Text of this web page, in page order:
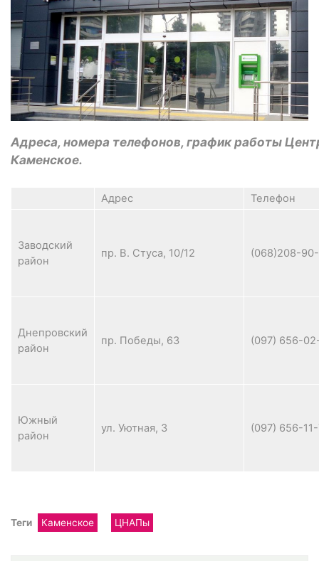
Адреса, номера телефонов, график работы
Каменское.
Адрес Телефон
Заводский
район
пр. В. Стуса, 10/12 (068)208-
Днепровский
район
пр. Победы, 63 (097) 656-
Южный
район
ул. Уютная, 3 (097) 656-
Теги Каменское ЦНАПы